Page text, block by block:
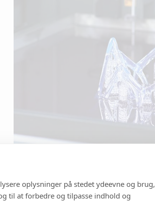
oplysninger på stedet ydeevne og brug,
til at forbedre og tilpasse indhold og